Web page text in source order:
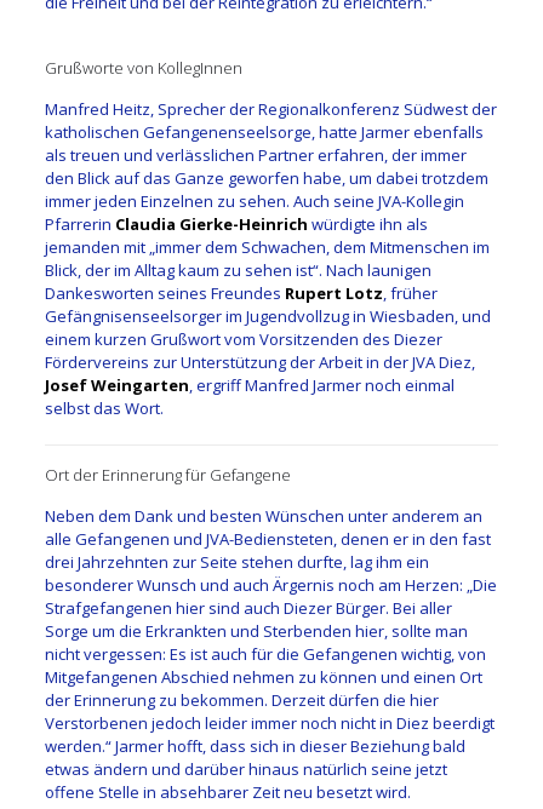
Grußworte von KollegInnen
Manfred Heitz, Sprecher der Regionalkonferenz Südwest der
katholischen Gefangenenseelsorge, hatte Jarmer ebenfalls
als treuen und verlässlichen Partner erfahren, der immer
den Blick auf das Ganze geworfen habe, um dabei trotzdem
immer jeden Einzelnen zu sehen. Auch seine JVA-Kollegin
Pfarrerin Claudia Gierke-Heinrich würdigte ihn als
jemanden mit „immer dem Schwachen, dem Mitmenschen im
Blick, der im Alltag kaum zu sehen ist“. Nach launigen
Dankesworten seines Freundes Rupert Lotz, früher
Gefängnisenseelsorger im Jugendvollzug in Wiesbaden, und
einem kurzen Grußwort vom Vorsitzenden des Diezer
Fördervereins zur Unterstützung der Arbeit in der JVA Diez,
Josef Weingarten, ergriff Manfred Jarmer noch einmal
selbst das Wort.
Ort der Erinnerung für Gefangene
Neben dem Dank und besten Wünschen unter anderem an
alle Gefangenen und JVA-Bediensteten, denen er in den fast
drei Jahrzehnten zur Seite stehen durfte, lag ihm ein
besonderer Wunsch und auch Ärgernis noch am Herzen: „Die
Strafgefangenen hier sind auch Diezer Bürger. Bei aller
Sorge um die Erkrankten und Sterbenden hier, sollte man
nicht vergessen: Es ist auch für die Gefangenen wichtig, von
Mitgefangenen Abschied nehmen zu können und einen Ort
der Erinnerung zu bekommen. Derzeit dürfen die hier
Verstorbenen jedoch leider immer noch nicht in Diez beerdigt
werden.“ Jarmer hofft, dass sich in dieser Beziehung bald
etwas ändern und darüber hinaus natürlich seine jetzt
offene Stelle in absehbarer Zeit neu besetzt wird.